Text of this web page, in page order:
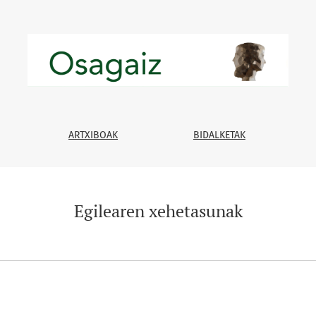
ARTXIBOAK BIDALKETAK
Egilearen xehetasunak